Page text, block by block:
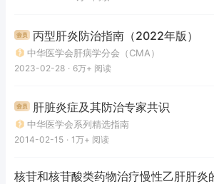
丙型肝炎防治指南（2022年版）
中华医学会肝病学分会（CMA）
2023-02-28 · 6万+ 阅读
肝脏炎症及其防治专家共识
中华医学会系列精选指南
2014-02-15 · 1万+ 阅读
核苷和核苷酸类药物治疗慢性乙肝肝炎